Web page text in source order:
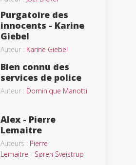
Purgatoire des
innocents - Karine
Giebel
Auteur : Karine Giebel
Bien connu des
services de police
Auteur : Dominique Manotti
Alex - Pierre
Lemaitre
Auteurs : Pierre
Lemaitre - Søren Sveistrup